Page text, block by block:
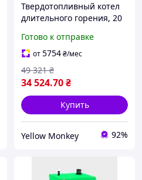
Твердотопливный котел
длительного горения, 20
шахтного типа / Котел
отопительный
Готово к отправке
от5754₴/мес
34 524.70₴
49 321 ₴
Купить
Yellow Monkey 92%